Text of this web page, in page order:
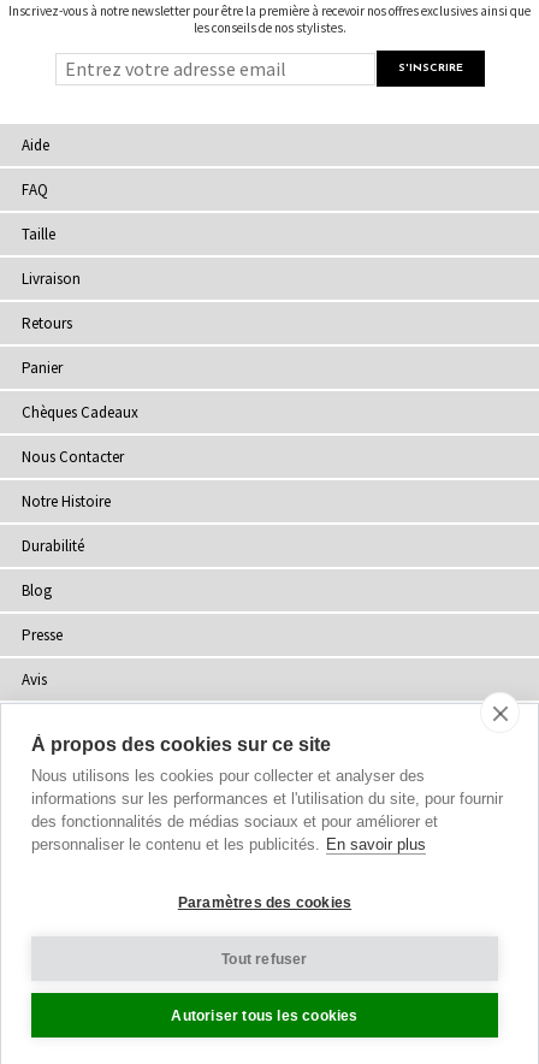
Inscrivez-vous à notre newsletter pour être la première à recevoir nos offres exclusives ainsi que
les conseils de nos stylistes.
Aide
FAQ
Taille
Livraison
Retours
Panier
Chèques Cadeaux
Nous Contacter
Notre Histoire
Durabilité
Blog
Presse
Avis
Plan du site
© 2002-2026 Tiffany Rose Ltd. Tous droits réservés.
Paramètres des Cookies
À propos des cookies sur ce site
Nous utilisons les cookies pour collecter et analyser des
informations sur les performances et l'utilisation du site, pour fournir
des fonctionnalités de médias sociaux et pour améliorer et
personnaliser le contenu et les publicités. En savoir plus
Paramètres des cookies
Tout refuser
Autoriser tous les cookies